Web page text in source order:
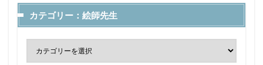
カテゴリー：絵師先生